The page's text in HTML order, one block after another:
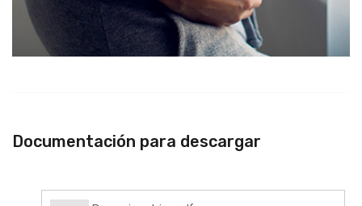
Documentación para descargar